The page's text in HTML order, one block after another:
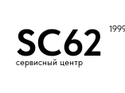
SC62
сервисный центр